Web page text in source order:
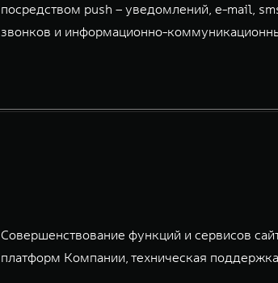
посредством push – уведомлений, e-mail,
звонков и информационно-
Совершенствование функций и сервисов
платформ Компании, техническая